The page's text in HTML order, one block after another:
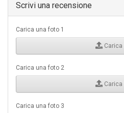
Scrivi una recensione
Carica una foto 1
Carica
Carica una foto 2
Carica
Carica una foto 3